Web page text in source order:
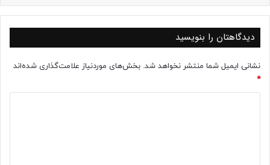
دیدگاهتان را بنویسید
نشانی ایمیل شما منتشر نخواهد شد. بخش‌های موردنیاز علامت‌گذاری شده‌اند
*